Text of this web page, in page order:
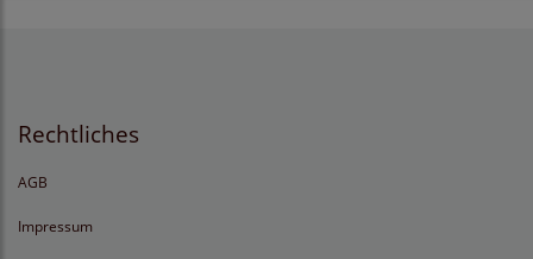
Rechtliches
AGB
Impressum